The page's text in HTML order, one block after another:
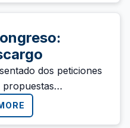
Tanto migrantes
un retorno
por el
el programa.
dos peticiones
de Protección